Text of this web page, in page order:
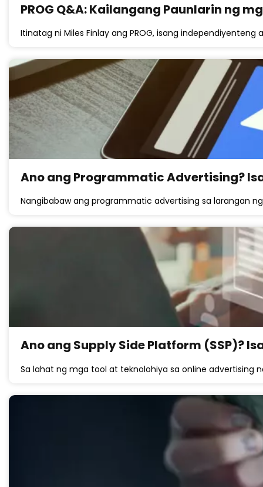
PROG Q&A: Kailangang Paunlarin ng
Itinatag ni Miles Finlay ang PROG, isang
Ano ang Programmatic Advertising?
Nangibabaw ang programmatic advertising sa larangan
Ano ang Supply Side Platform (SSP)?
Sa lahat ng mga tool at teknolohiya sa online advertising